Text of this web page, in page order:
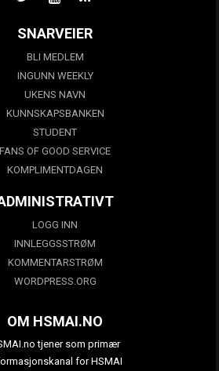
SNARVEIER
BLI MEDLEM
INGUNN WEEKLY
UKENS NAVN
KUNNSKAPSBANKEN
STUDENT
FANS OF GOOD SERVICE
KOMPLIMENTDAGEN
LOGG INN
INNLEGGSSTRØM
KOMMENTARSTRØM
WORDPRESS.ORG
OM HSMAI.NO
tjener som primær
for HSMAI